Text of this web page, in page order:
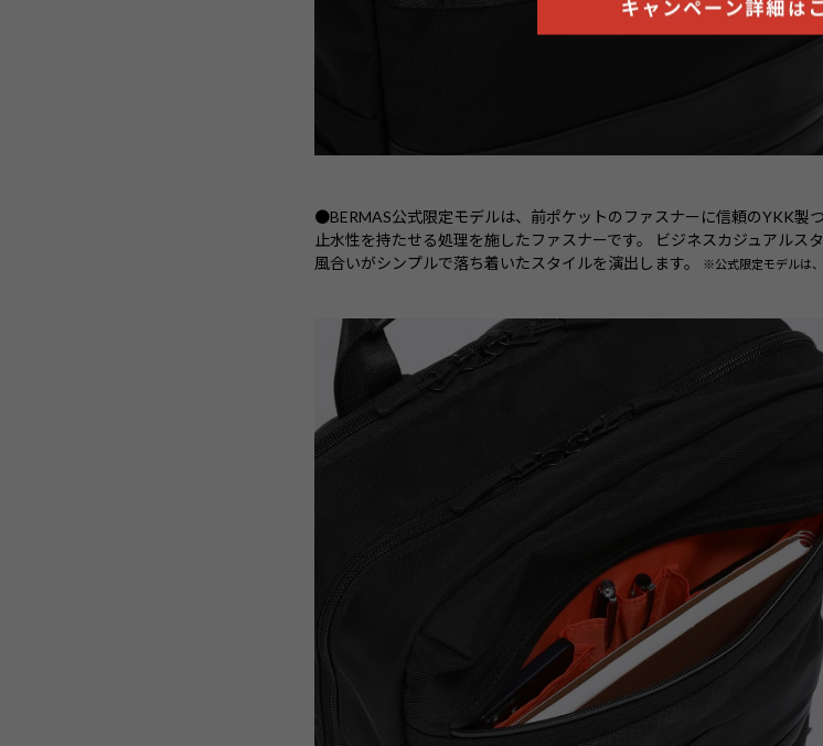
●BERMAS公式限定モデルは、前ポケットのファスナーに信頼のYKK製
止水性を持たせる処理を施したファスナーです。 ビジネスカジュアル
風合いがシンプルで落ち着いたスタイルを演出します。
※公式限定モデルは